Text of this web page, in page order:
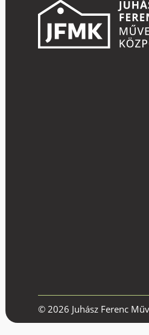
© 2026 Juhász Ferenc